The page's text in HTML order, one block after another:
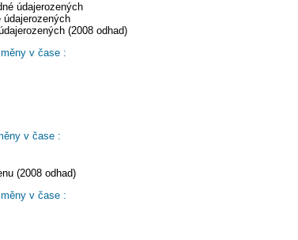
údajerozených
údajerozených
(2008 odhad)
v čase :
v čase :
(2008 odhad)
v čase :